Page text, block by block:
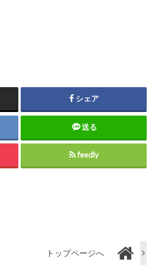
シェア
送る
feedly
トップページへ